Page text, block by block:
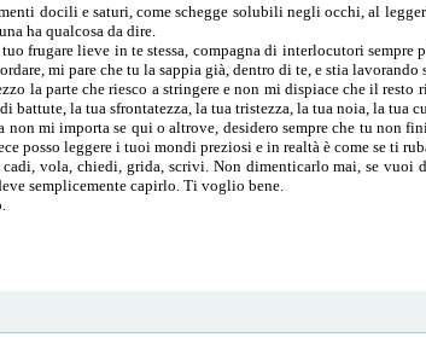
docili e saturi, come schegge solubili negli occhi, al
ha qualcosa da dire.
frugare lieve in te stessa, compagna di interlocutori
mi pare che tu la sappia già, dentro di te, e stia lavorando
la parte che riesco a stringere e non mi dispiace che il
battute, la tua sfrontatezza, la tua tristezza, la tua noia, la tua
mi importa se qui o altrove, desidero sempre che tu non
posso leggere i tuoi mondi preziosi e in realtà è come se ti
cadi, vola, chiedi, grida, scrivi. Non dimenticarlo mai, se
semplicemente capirlo. Ti voglio bene.